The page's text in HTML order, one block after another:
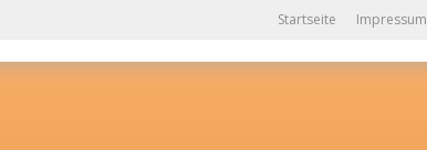
Startseite Impressum